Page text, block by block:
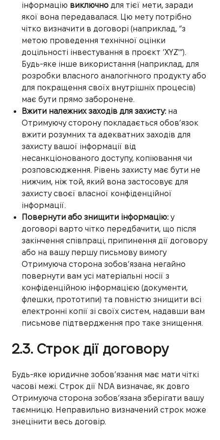
інформацію виключно для тієї мети, заради
якої вона передавалася. Цю мету потрібно
чітко визначити в договорі (наприклад, “з
метою проведення технічної оцінки
доцільності інвестування в проєкт ‘XYZ'”).
Будь-яке інше використання (наприклад, для
розробки власного аналогічного продукту або
для покращення своїх внутрішніх процесів)
має бути прямо заборонене.
Вжити належних заходів для захисту:на
Отримуючу сторону покладається обов’язок
вжити розумних та адекватних заходів для
захисту вашої інформації від
несанкціонованого доступу, копіювання чи
розповсюдження. Рівень захисту має бути не
нижчим, ніж той, який вона застосовує для
захисту своєї власної конфіденційної
інформації.
Повернути або знищити інформацію:у
договорі варто чітко передбачити, що після
закінчення співпраці, припинення дії договору
або на вашу першу письмову вимогу
Отримуюча сторона зобов’язана негайно
повернути вам усі матеріальні носії з
конфіденційною інформацією (документи,
флешки, прототипи) та повністю знищити всі
електронні копії зі своїх систем, надавши вам
письмове підтвердження про таке знищення.
2.3. Строк дії договору
Будь-яке юридичне зобов’язання має мати чіткі
часові межі. Строк дії NDA визначає, як довго
Отримуюча сторона зобов’язана зберігати вашу
таємницю. Неправильно визначений строк може
знецінити весь договір.